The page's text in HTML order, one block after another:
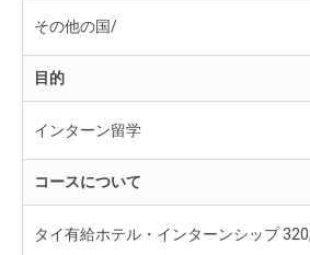
その他の国/
目的
インターン留学
コースについて
タイ有給ホテル・インターンシップ